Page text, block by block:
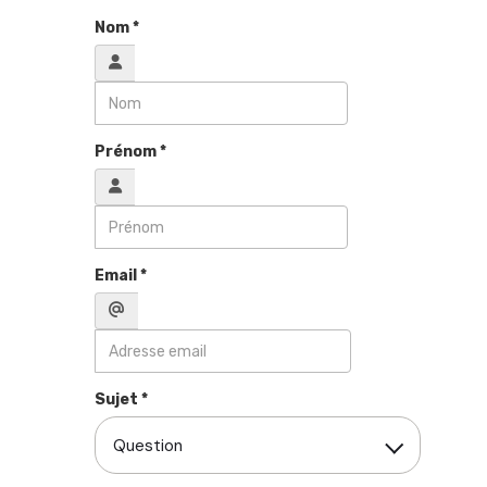
Nom *
Prénom *
Email *
Sujet *
Question